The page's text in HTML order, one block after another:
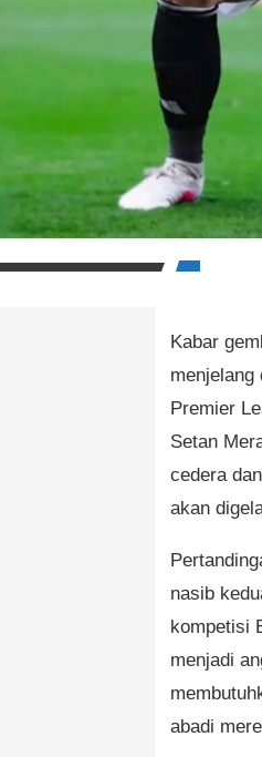
Kabar
menjelang
Premier
Setan
cedera
akan
nasib
kompetisi
menjadi
abadi